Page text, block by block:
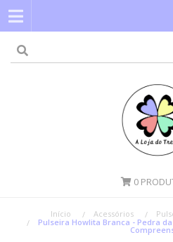
0
Início Acessórios
Pulseira Howlita Branca - Pedra